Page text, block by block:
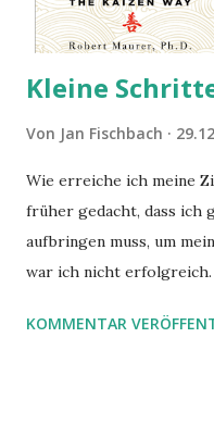
Kleine
Von Jan Fischbach
Wie erreiche ich meine
früher gedacht, dass ich
aufbringen muss, um
war ich nicht erfolgreich.
möchte. Darin habe ich
KOMMENTAR